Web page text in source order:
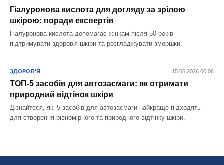
Гіалуронова кислота для догляду за зрілою
шкірою: поради експертів
Гіалуронова кислота допомагає жінкам після 50 років
підтримувати здоров'я шкіри та розгладжувати зморшки.
ЗДОРОВ'Я 15.06.2026 00:06
ТОП-5 засобів для автозасмаги: як отримати
природний відтінок шкіри
Дізнайтеся, які 5 засобів для автозасмаги найкраще підходять
для створення рівномірного та природного відтінку шкіри.